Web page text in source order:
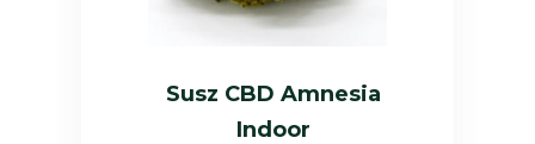
Susz CBD Amnesia
Indoor